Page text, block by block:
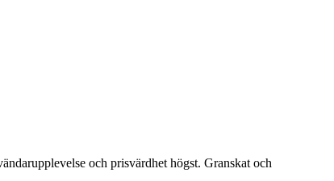
och prisvärdhet högst. Granskat och